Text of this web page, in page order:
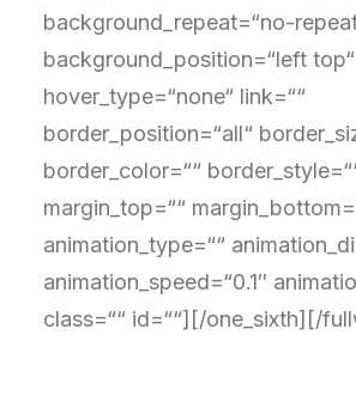
background_repeat=“no-
background_position=“left top“
hover_type=“none“ link=““
border_position=“all“
border_color=““
margin_top=““
animation_type=““
animation_speed=“0.1″
class=““ id=““][/one_sixth][/